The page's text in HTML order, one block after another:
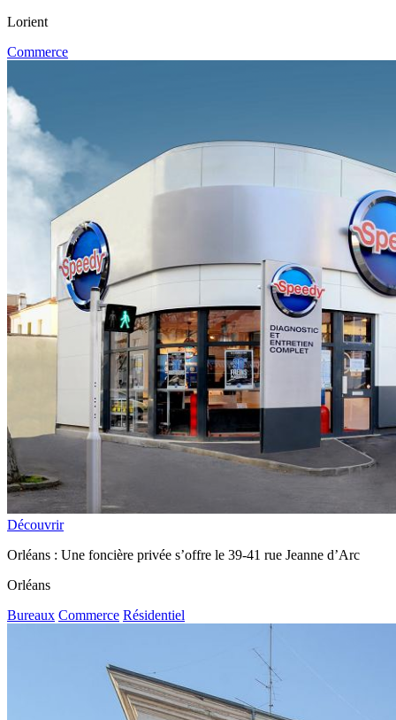
Lorient
Commerce
Découvrir
Orléans : Une foncière privée s’offre le 39-41 rue Jeanne d’Arc
Orléans
Bureaux Commerce Résidentiel